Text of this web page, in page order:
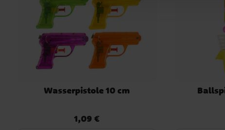
Wasserpistole 10 cm
Preis:1,09 €
1,09 €